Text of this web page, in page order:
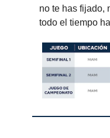
no te has fijado,
todo el tiempo